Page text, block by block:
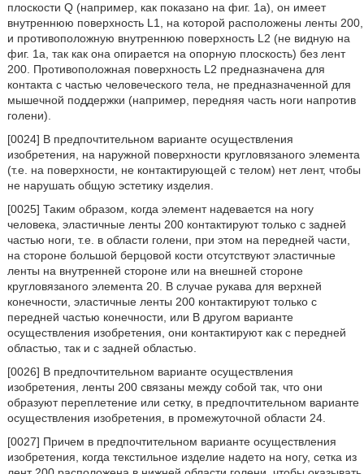
плоскости Q (например, как показано на фиг. 1а), он имеет
внутреннюю поверхность L1, на которой расположены ленты 200,
и противоположную внутреннюю поверхность L2 (не видную на
фиг. 1a, так как она опирается на опорную плоскость) без лент
200. Противоположная поверхность L2 предназначена для
контакта с частью человеческого тела, не предназначенной для
мышечной поддержки (например, передняя часть ноги напротив
голени).
[0024] В предпочтительном варианте осуществления
изобретения, на наружной поверхности кругловязаного элемента
(т.е. на поверхности, не контактирующей с телом) нет лент, чтобы
не нарушать общую эстетику изделия.
[0025] Таким образом, когда элемент надевается на ногу
человека, эластичные ленты 200 контактируют только с задней
частью ноги, т.е. в области голени, при этом на передней части,
на стороне большой берцовой кости отсутствуют эластичные
ленты на внутренней стороне или на внешней стороне
кругловязаного элемента 20. В случае рукава для верхней
конечности, эластичные ленты 200 контактируют только с
передней частью конечности, или В другом варианте
осуществления изобретения, они контактируют как с передней
областью, так и с задней областью.
[0026] В предпочтительном варианте осуществления
изобретения, ленты 200 связаны между собой так, что они
образуют переплетение или сетку, в предпочтительном варианте
осуществления изобретения, в промежуточной области 24.
[0027] Причем в предпочтительном варианте осуществления
изобретения, когда текстильное изделие надето на ногу, сетка из